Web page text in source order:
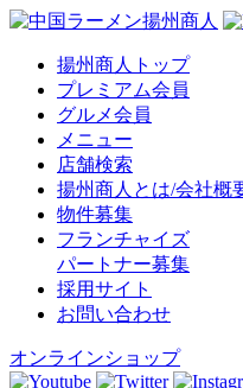
揚州商人トップ
プレミアム会員
グルメ会員
メニュー
店舗検索
揚州商人とは/会社概
物件募集
フランチャイズ
パートナー募集
採用サイト
お問い合わせ
オンラインショップ